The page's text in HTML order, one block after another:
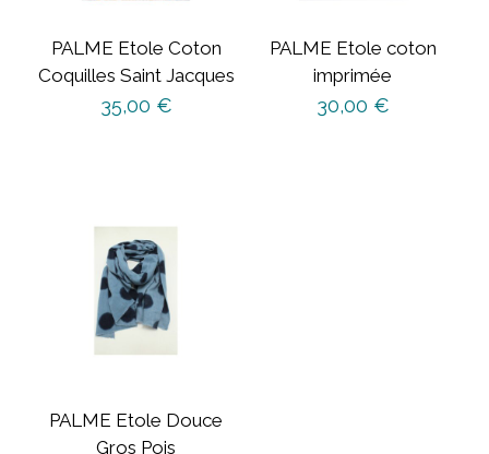
PALME Etole Coton
Coquilles Saint Jacques
35,00 €
PALME Etole coton
imprimée
30,00 €
PALME Etole Douce
Gros Pois